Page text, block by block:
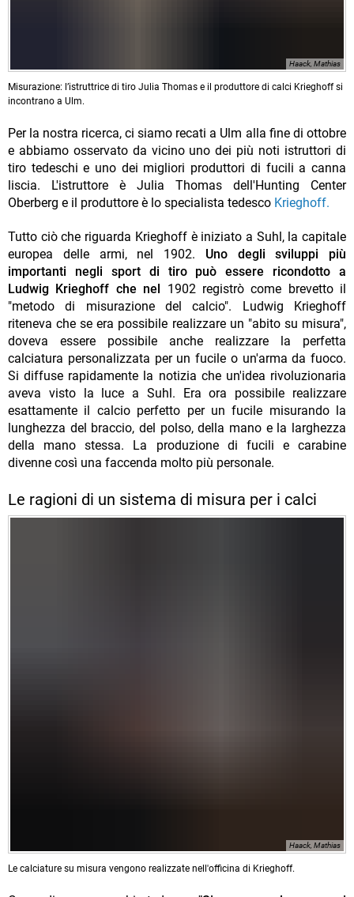
Haack, Mathias
Misurazione: l’istruttrice di tiro Julia Thomas e il produttore di calci Krieghoff si
incontrano a Ulm.
Per la nostra ricerca, ci siamo recati a Ulm alla fine di ottobre
e abbiamo osservato da vicino uno dei più noti istruttori di
tiro tedeschi e uno dei migliori produttori di fucili a canna
liscia. L'istruttore è Julia Thomas dell'Hunting Center
Oberberg e il produttore è lo specialista tedesco Krieghoff.
Tutto ciò che riguarda Krieghoff è iniziato a Suhl, la capitale
europea delle armi, nel 1902. Uno degli sviluppi più
importanti negli sport di tiro può essere ricondotto a
Ludwig Krieghoff che nel 1902 registrò come brevetto il
"metodo di misurazione del calcio". Ludwig Krieghoff
riteneva che se era possibile realizzare un "abito su misura",
doveva essere possibile anche realizzare la perfetta
calciatura personalizzata per un fucile o un'arma da fuoco.
Si diffuse rapidamente la notizia che un'idea rivoluzionaria
aveva visto la luce a Suhl. Era ora possibile realizzare
esattamente il calcio perfetto per un fucile misurando la
lunghezza del braccio, del polso, della mano e la larghezza
della mano stessa. La produzione di fucili e carabine
divenne così una faccenda molto più personale.
Le ragioni di un sistema di misura per i calci
Haack, Mathias
Le calciature su misura vengono realizzate nell'officina di Krieghoff.